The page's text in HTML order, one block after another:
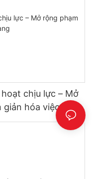
chịu lực – Mở
hóa việc dỡ